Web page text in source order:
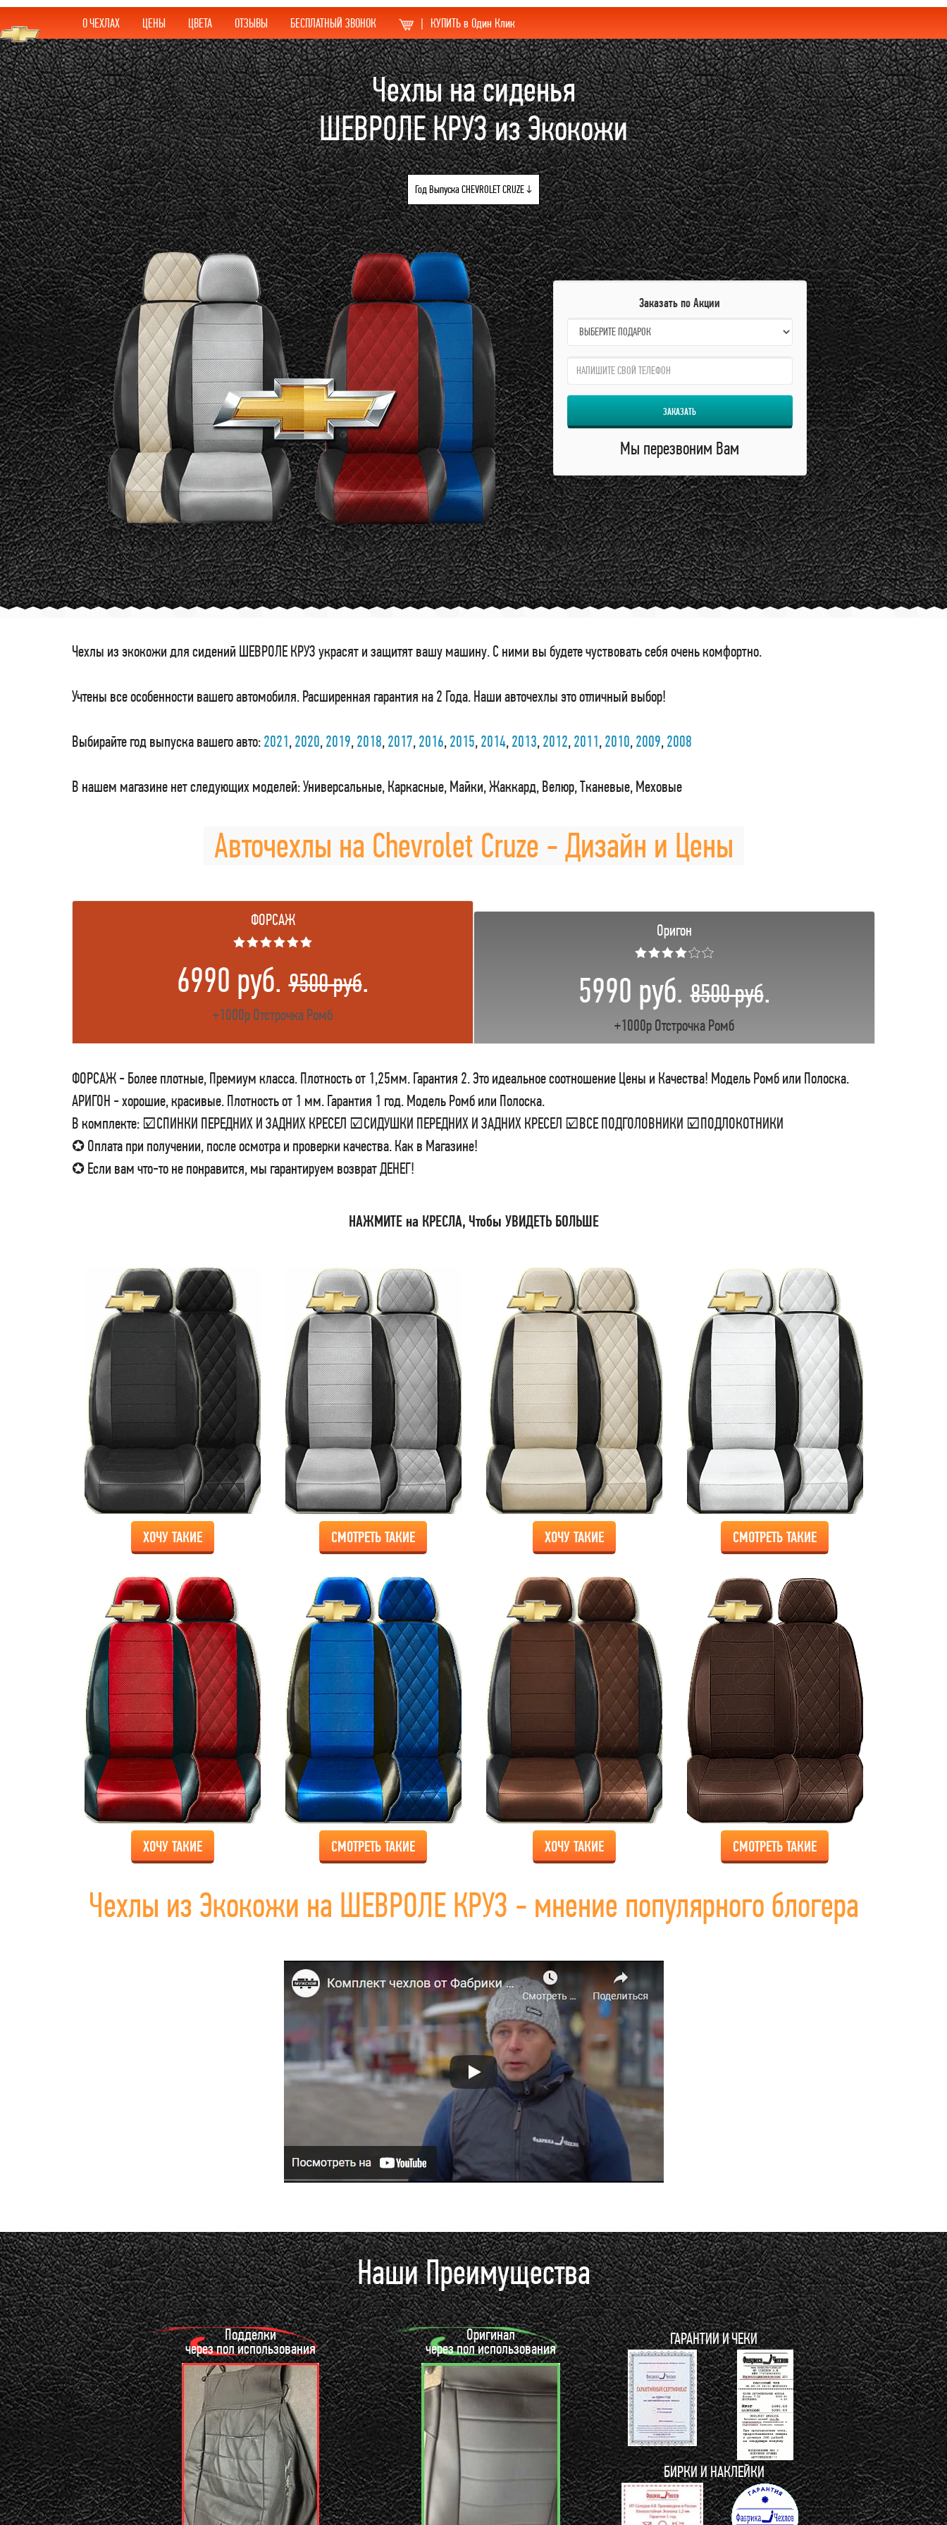
О ЧЕХЛАХ ЦЕНЫ ЦВЕТА ОТЗЫВЫ БЕСПЛАТНЫЙ ЗВОНОК | КУПИТЬ в Один Клик
Чехлы на сиденья
ШЕВРОЛЕ КРУЗ из Экокожи
Год Выпуска CHEVROLET CRUZE ↓
Заказать по Акции
name:
qzw:
ЗАКАЗАТЬ
Мы перезвоним Вам
Чехлы из экокожи для сидений ШЕВРОЛЕ КРУЗ украсят и защитят вашу машину. С ними вы будете чуствовать себя очень комфортно.
Учтены все особенности вашего автомобиля. Расширенная гарантия на 2 Года. Наши авточехлы это отличный выбор!
Выбирайте год выпуска вашего авто:2021,2020,2019,2018,2017,2016,2015,2014,2013,2012,2011,2010,2009,2008
В нашем магазине нет следующих моделей: Универсальные, Каркасные, Майки, Жаккард, Велюр, Тканевые, Меховые
Авточехлы на Chevrolet Cruze - Дизайн и Цены
ФОРСАЖ
★★★★★★
6990 руб.9500 руб.
+1000р Отстрочка Ромб
Оригон
★★★★☆☆
5990 руб.8500 руб.
+1000р Отстрочка Ромб
ФОРСАЖ - Более плотные, Премиум класса. Плотность от 1,25мм. Гарантия 2. Это идеальное соотношение Цены и Качества! Модель Ромб или Полоска.
АРИГОН - хорошие, красивые. Плотность от 1 мм. Гарантия 1 год. Модель Ромб или Полоска.
В комплекте: ☑СПИНКИ ПЕРЕДНИХ И ЗАДНИХ КРЕСЕЛ ☑СИДУШКИ ПЕРЕДНИХ И ЗАДНИХ КРЕСЕЛ ☑ВСЕ ПОДГОЛОВНИКИ ☑ПОДЛОКОТНИКИ
✪ Оплата при получении, после осмотра и проверки качества. Как в Магазине!
✪ Если вам что-то не понравится, мы гарантируем возврат ДЕНЕГ!
НАЖМИТЕ на КРЕСЛА, Чтобы УВИДЕТЬ БОЛЬШЕ
ХОЧУ ТАКИЕ СМОТРЕТЬ ТАКИЕ ХОЧУ ТАКИЕ СМОТРЕТЬ ТАКИЕ
ХОЧУ ТАКИЕ СМОТРЕТЬ ТАКИЕ ХОЧУ ТАКИЕ СМОТРЕТЬ ТАКИЕ
Чехлы из Экокожи на ШЕВРОЛЕ КРУЗ - мнение популярного блогера
Наши Преимущества
Подделки
через пол использования
Оригинал
через пол использования
ГАРАНТИИ И ЧЕКИ
БИРКИ И НАКЛЕЙКИ